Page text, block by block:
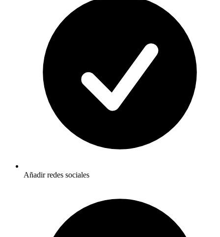
Añadir redes sociales